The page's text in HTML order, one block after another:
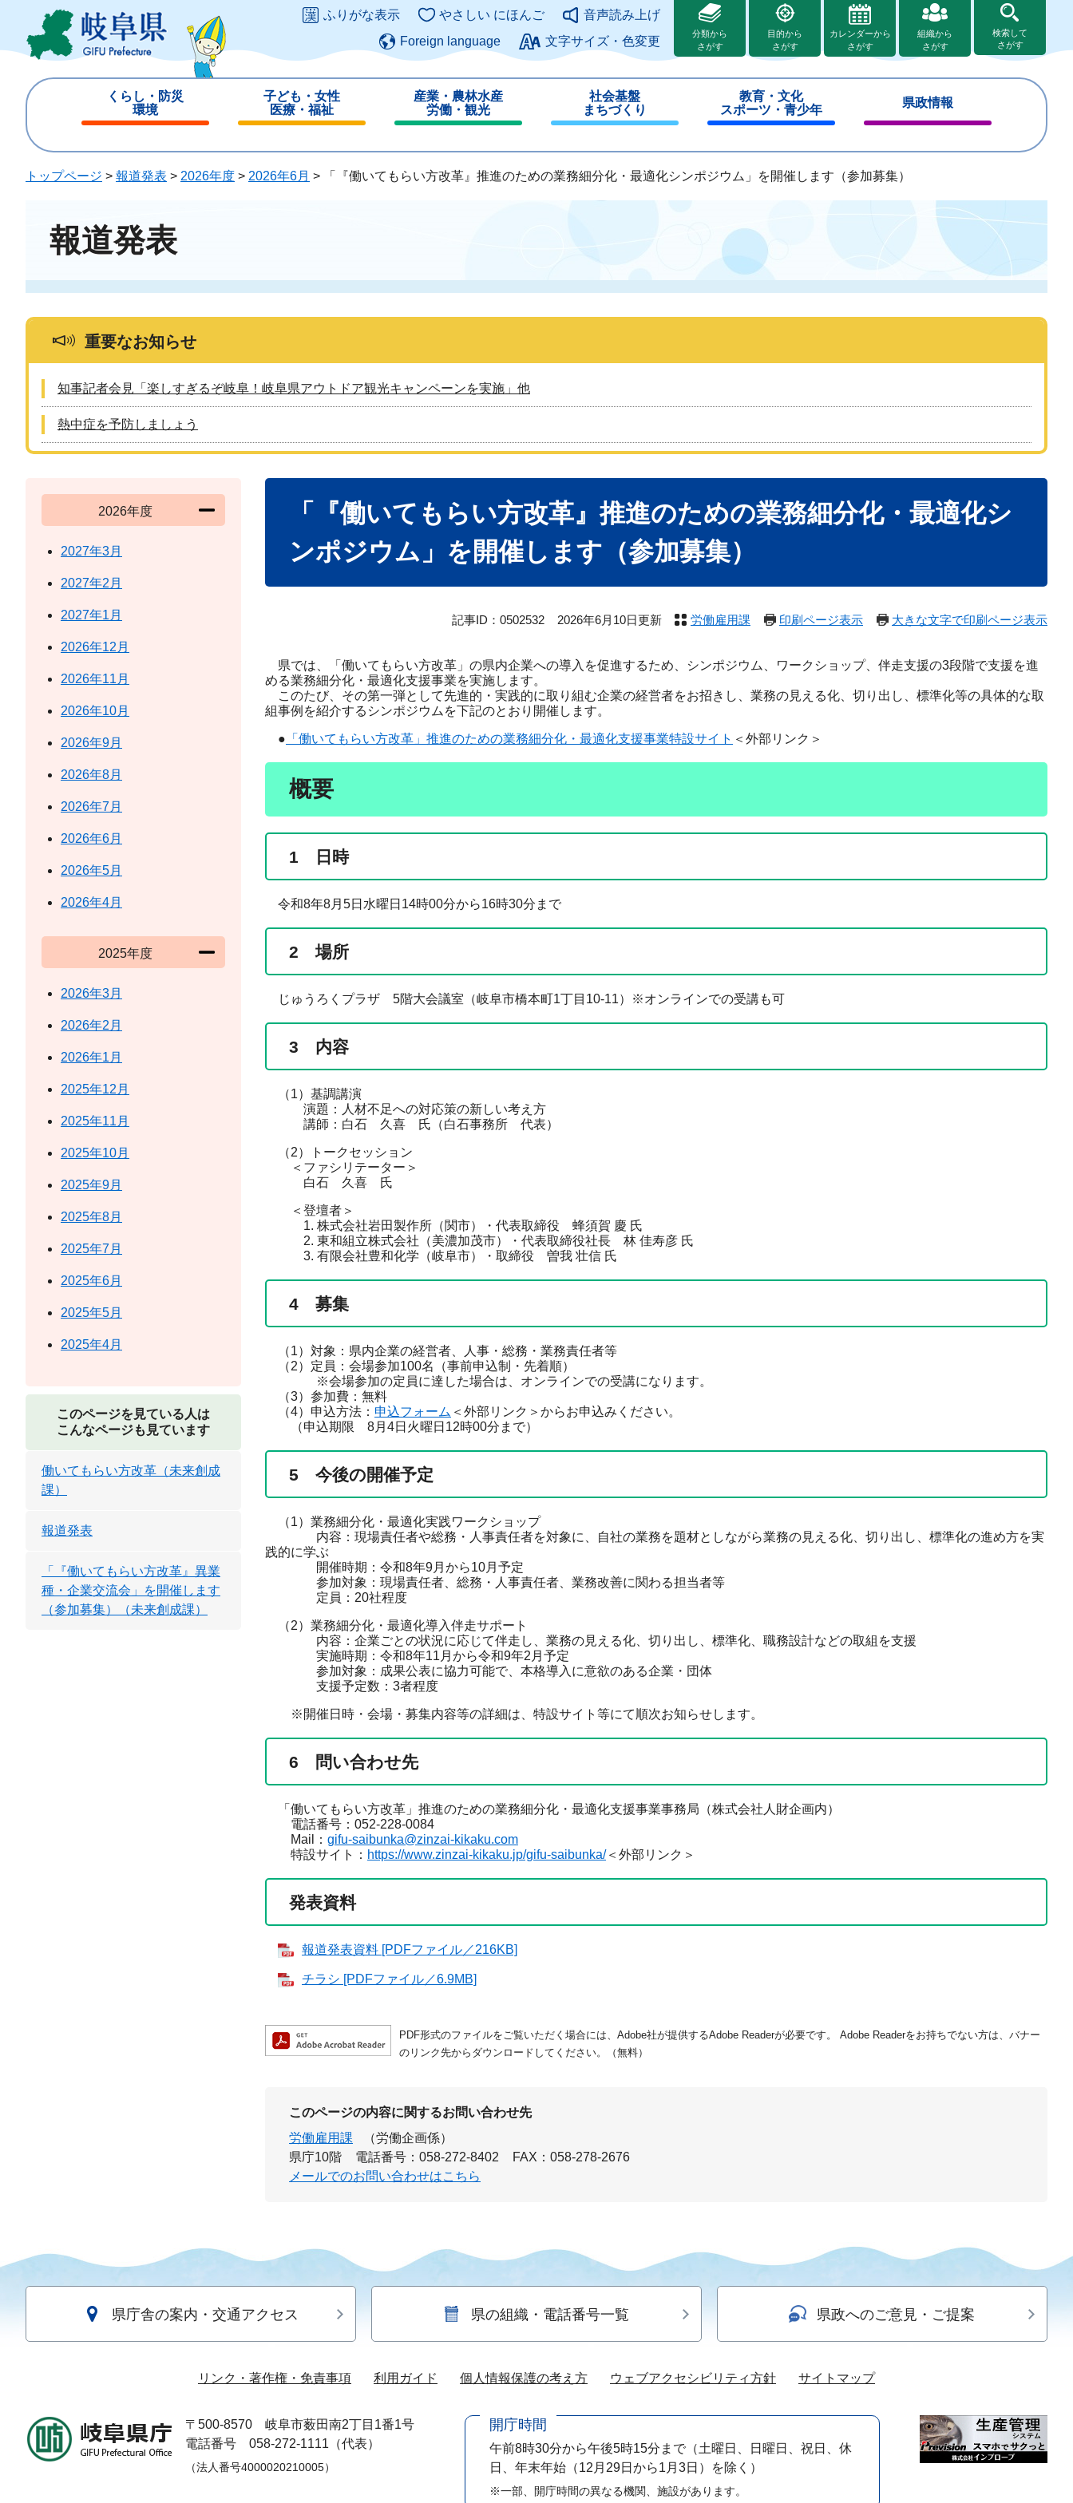
ジ
ュ
このページの本文へ
ふりがな表示 やさしい にほんご
音声読み上げ
Foreign language
文字サイズ・色変更
分類から
さがす
目的から
さがす
カレンダーから
さがす
組織から
さがす
検索して
さがす
くらし・防災
環境
じ
子ども・女性
医療・福祉
じ
る
産業・農林水産
労働・観光
じ
る
社会基盤
まちづくり
じ
る
教育・文化
スポーツ・青少年
じ
る
県政情報
じ
る
トップページ > 報道発表 > 2026年度 > 2026年6月 > 「『働いてもらい方改革』推進のための業務細分化・最適化シンポジウム」を開催します（参加募集）
報道発表
重要なお知らせ
知事記者会見「楽しすぎるぞ岐阜！岐阜県アウトドア観光キャンペーンを実施」他
熱中症を予防しましょう
「『働いてもらい方改革』推進のための業務細分化・最適化シ
ンポジウム」を開催します（参加募集）
記事ID：0502532 2026年6月10日更新 労働雇用課 印刷ページ表示 大きな文字で印刷ページ表示
県では、「働いてもらい方改革」の県内企業への導入を促進するため、シンポジウム、ワークショップ、伴走支援の3段階で支援を進
める業務細分化・最適化支援事業を実施します。
このたび、その第一弾として先進的・実践的に取り組む企業の経営者をお招きし、業務の見える化、切り出し、標準化等の具体的な取
組事例を紹介するシンポジウムを下記のとおり開催します。
● 「働いてもらい方改革」推進のための業務細分化・最適化支援事業特設サイト ＜外部リンク＞
概要
1 日時
令和8年8月5日水曜日14時00分から16時30分まで
2 場所
じゅうろくプラザ 5階大会議室（岐阜市橋本町1丁目10-11）※オンラインでの受講も可
3 内容
（1）基調講演
演題：人材不足への対応策の新しい考え方
講師：白石 久喜 氏（白石事務所 代表）
（2）トークセッション
＜ファシリテーター＞
白石 久喜 氏
＜登壇者＞
1. 株式会社岩田製作所（関市）・代表取締役 蜂須賀 慶 氏
2. 東和組立株式会社（美濃加茂市）・代表取締役社長 林 佳寿彦 氏
3. 有限会社豊和化学（岐阜市）・取締役 曽我 壮信 氏
4 募集
（1）対象：県内企業の経営者、人事・総務・業務責任者等
（2）定員：会場参加100名（事前申込制・先着順）
※会場参加の定員に達した場合は、オンラインでの受講になります。
（3）参加費：無料
（4）申込方法： 申込フォーム ＜外部リンク＞ からお申込みください。
（申込期限 8月4日火曜日12時00分まで）
5 今後の開催予定
（1）業務細分化・最適化実践ワークショップ
内容：現場責任者や総務・人事責任者を対象に、自社の業務を題材としながら業務の見える化、切り出し、標準化の進め方を実
践的に学ぶ
開催時期：令和8年9月から10月予定
参加対象：現場責任者、総務・人事責任者、業務改善に関わる担当者等
定員：20社程度
（2）業務細分化・最適化導入伴走サポート
内容：企業ごとの状況に応じて伴走し、業務の見える化、切り出し、標準化、職務設計などの取組を支援
実施時期：令和8年11月から令和9年2月予定
参加対象：成果公表に協力可能で、本格導入に意欲のある企業・団体
支援予定数：3者程度
※開催日時・会場・募集内容等の詳細は、特設サイト等にて順次お知らせします。
6 問い合わせ先
「働いてもらい方改革」推進のための業務細分化・最適化支援事業事務局（株式会社人財企画内）
電話番号：052-228-0084
Mail： gifu-saibunka@zinzai-kikaku.com
特設サイト： https://www.zinzai-kikaku.jp/gifu-saibunka/＜外部リンク＞
発表資料
報道発表資料 [PDFファイル／216KB]
チラシ [PDFファイル／6.9MB]
PDF形式のファイルをご覧いただく場合には、Adobe社が提供するAdobe Readerが必要です。
Adobe Readerをお持ちでない方は、バナー
のリンク先からダウンロードしてください。（無料）
このページの内容に関するお問い合わせ先
労働雇用課
（労働企画係）
県庁10階
電話番号：058-272-8402
FAX：058-278-2676
メールでのお問い合わせはこちら
2026年度
2027年3月
2027年2月
2027年1月
2026年12月
2026年11月
2026年10月
2026年9月
2026年8月
2026年7月
2026年6月
2026年5月
2026年4月
2025年度
2026年3月
2026年2月
2026年1月
2025年12月
2025年11月
2025年10月
2025年9月
2025年8月
2025年7月
2025年6月
2025年5月
2025年4月
このページを見ている人は
こんなページも見ています
働いてもらい方改革（未来創成
課）
報道発表
「『働いてもらい方改革』異業
種・企業交流会」を開催します
（参加募集）（未来創成課）
県庁舎の案内・交通アクセス 県の組織・電話番号一覧 県政へのご意見・ご提案
リンク・著作権・免責事項 利用ガイド 個人情報保護の考え方 ウェブアクセシビリティ方針 サイトマップ
〒500-8570
岐阜市薮田南2丁目1番1号
電話番号 058-272-1111（代表）
（法人番号4000020210005）
開庁時間
午前8時30分から午後5時15分まで （土曜日、日曜日、祝日、休
日、年末年始（12月29日から1月3日）を除く）
※一部、開庁時間の異なる機関、施設があります。